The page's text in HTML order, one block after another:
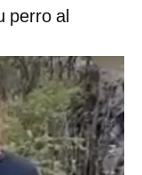
perro al